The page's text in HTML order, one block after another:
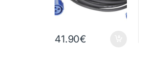
41.90€